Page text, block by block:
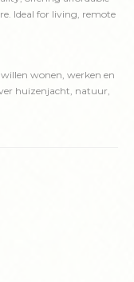
Ideal for living, remote
wonen, werken en
huizenjacht, natuur,